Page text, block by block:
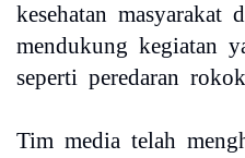
kesehatan masyarakat
mendukung kegiatan
seperti peredaran
Tim media telah